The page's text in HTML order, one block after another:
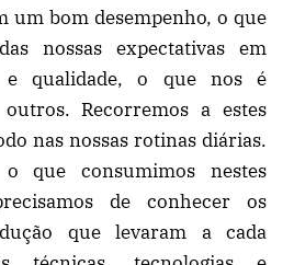
um bom desempenho, o que
nossas expectativas em
qualidade, o que nos é
Recorremos a estes
nas nossas rotinas diárias.
que consumimos nestes
de conhecer os
que levaram a cada